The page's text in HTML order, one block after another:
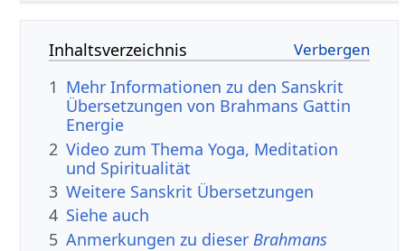
Inhaltsverzeichnis
1 Mehr Informationen zu den Sanskrit
Übersetzungen von Brahmans Gattin
Energie
2 Video zum Thema Yoga, Meditation
und Spiritualität
3 Weitere Sanskrit Übersetzungen
4 Siehe auch
5 Anmerkungen zu dieserBrahmans